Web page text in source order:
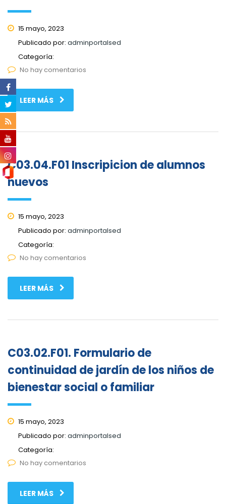
15 mayo, 2023
Publicado por: adminportalsed
Categoría:
No hay comentarios
LEER MÁS
C03.04.F01 Inscripicion de alumnos
nuevos
15 mayo, 2023
Publicado por: adminportalsed
Categoría:
No hay comentarios
LEER MÁS
C03.02.F01. Formulario de
continuidad de jardín de los niños de
bienestar social o familiar
15 mayo, 2023
Publicado por: adminportalsed
Categoría:
No hay comentarios
LEER MÁS